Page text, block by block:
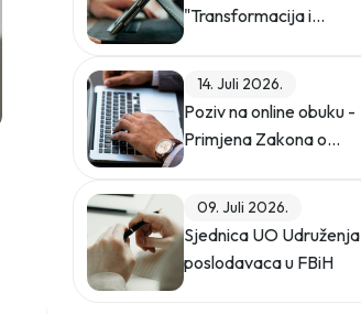
"Transformacija i
digitalizacija
14. Juli 2026.
Poziv na online obuku -
Primjena Zakona o
09. Juli 2026.
Sjednica UO Udruženja
poslodavaca u FBiH